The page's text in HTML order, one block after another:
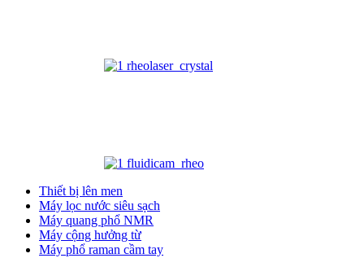
Thiết bị lên men
Máy lọc nước siêu sạch
Máy quang phổ NMR
Máy cộng hưởng từ
Máy phổ raman cầm tay